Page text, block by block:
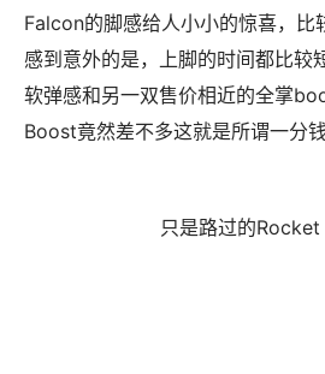
Falcon的脚感给人小小的惊喜，比
感到意外的是，上脚的时间都比较
软弹感和另一双售价相近的全掌
Boost竟然差不多这就是所谓一分
只是路过的